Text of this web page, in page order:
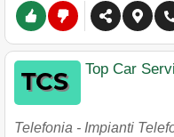
Top Car
Telefonia - Impianti